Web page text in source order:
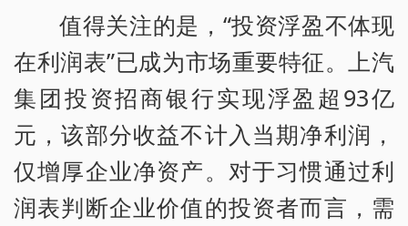
值得关注的是，“投资浮盈不体现
在利润表”已成为市场重要特征。上汽
集团投资招商银行实现浮盈超93亿
元，该部分收益不计入当期净利润，
仅增厚企业净资产。对于习惯通过利
润表判断企业价值的投资者而言，需